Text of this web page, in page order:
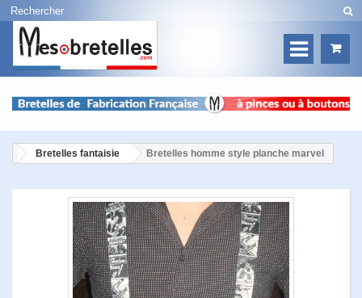
Bretelles fantaisie Bretelles homme style planche marvel